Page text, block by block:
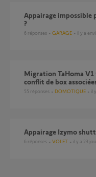
appairage impossible porte de garage avec TaHoma Switch
?
6 réponses GARAGE il y a
Migration TaHoma V1 vers TaHoma Switch impossible —
conflit de box
55 réponses DOMOTIQUE
Appairage Izymo
6 réponses VOLET il y a 23